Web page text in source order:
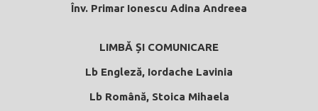
Înv. Primar Ionescu Adina Andreea
LIMBĂ ȘI COMUNICARE
Lb Engleză, Iordache Lavinia
Lb Română, Stoica Mihaela